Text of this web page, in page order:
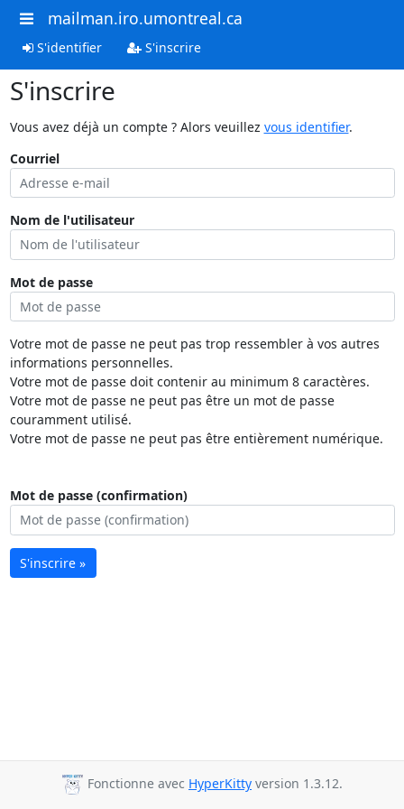
mailman.iro.umontreal.ca
S'identifier S'inscrire
S'inscrire
Vous avez déjà un compte ? Alors veuillez vous identifier.
Courriel
Nom de l'utilisateur
Mot de passe
Votre mot de passe ne peut pas trop ressembler à vos autres
informations personnelles.
Votre mot de passe doit contenir au minimum 8 caractères.
Votre mot de passe ne peut pas être un mot de passe
couramment utilisé.
Votre mot de passe ne peut pas être entièrement numérique.
Mot de passe (confirmation)
S'inscrire »
Fonctionne avec HyperKitty version 1.3.12.